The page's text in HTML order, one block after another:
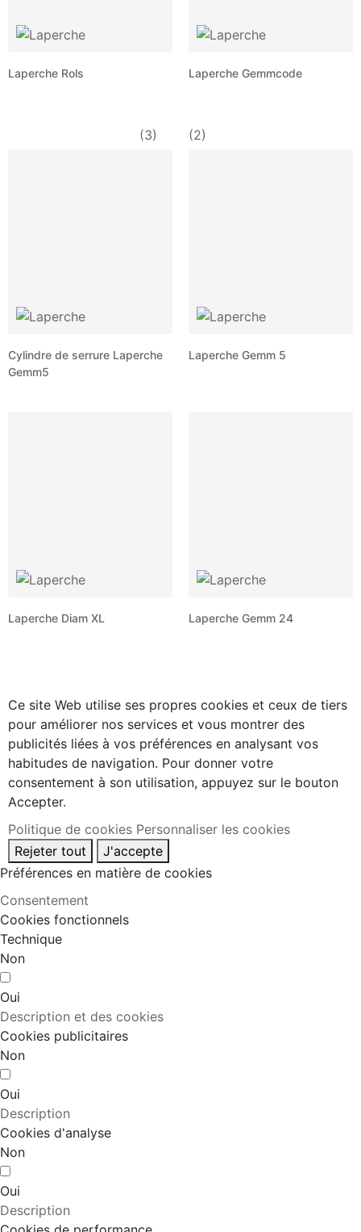
Laperche Rols
(3)
Laperche Gemmcode
(2)
Cylindre de serrure Laperche
Gemm5
Laperche Gemm 5
Laperche Diam XL Laperche Gemm 24
Ce site Web utilise ses propres cookies et ceux de tiers
pour améliorer nos services et vous montrer des
publicités liées à vos préférences en analysant vos
habitudes de navigation. Pour donner votre
consentement à son utilisation, appuyez sur le bouton
Accepter.
Politique de cookies Personnaliser les cookies
Rejeter tout
J'accepte
Préférences en matière de cookies
Consentement
Cookies fonctionnels
Technique
Non
Oui
Description et des cookies
Cookies publicitaires
Non
Oui
Description
Cookies d'analyse
Non
Oui
Description